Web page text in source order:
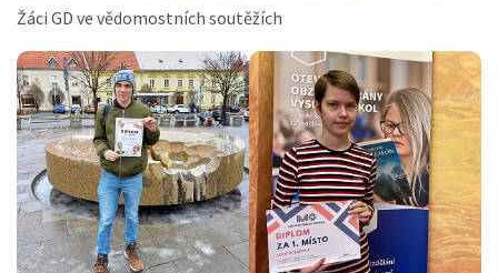
Žáci GD ve vědomostních soutěžích